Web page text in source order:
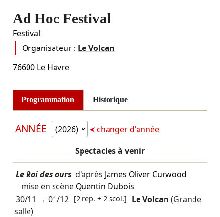
Ad Hoc Festival
Festival
Organisateur : Le Volcan
76600 Le Havre
Programmation Historique
ANNÉE changer d'année
Spectacles à venir
Le Roi des ours d'après James Oliver Curwood
mise en scène Quentin Dubois
30/11 → 01/12 [2 rep. + 2 scol.] Le Volcan(Grande
salle)